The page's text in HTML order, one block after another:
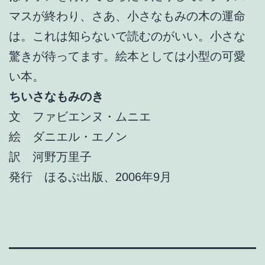
マスが終わり、さあ、小さなもみの木の運命
は。これは知らないで読むのがいい。小さな
驚きが待ってます。絵本としては小型の可愛
い本。
ちいさなもみのき
文 ファビエンヌ・ムニエ
絵 ダニエル・エノン
訳 河野万里子
発行 ほるぷ出版、2006年9月